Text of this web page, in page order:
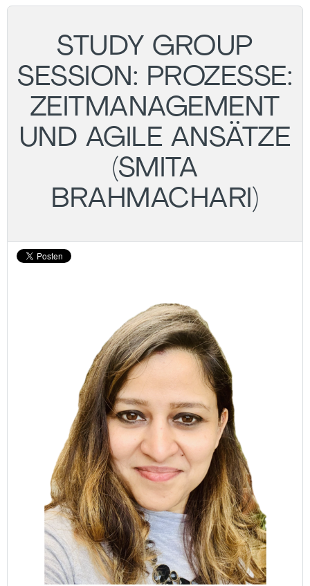
STUDY GROUP
SESSION: PROZESSE:
ZEITMANAGEMENT
UND AGILE ANSÄTZE
(SMITA
BRAHMACHARI)